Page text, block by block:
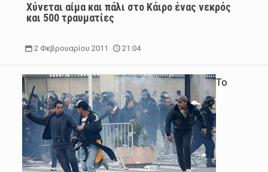
Χύνεται αίμα και πάλι στο Κάιρο ένας νεκρός
και 500 τραυματίες
2 Φεβρουαρίου 2011 21:04
Το